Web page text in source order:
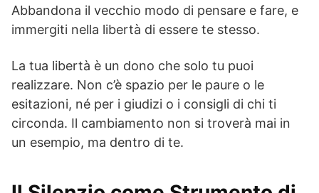
Abbandona il vecchio modo di pensare e fare, e
immergiti nella libertà di essere te stesso.
La tua libertà è un dono che solo tu puoi
realizzare. Non c’è spazio per le paure o le
esitazioni, né per i giudizi o i consigli di chi ti
circonda. Il cambiamento non si troverà mai in
un esempio, ma dentro di te.